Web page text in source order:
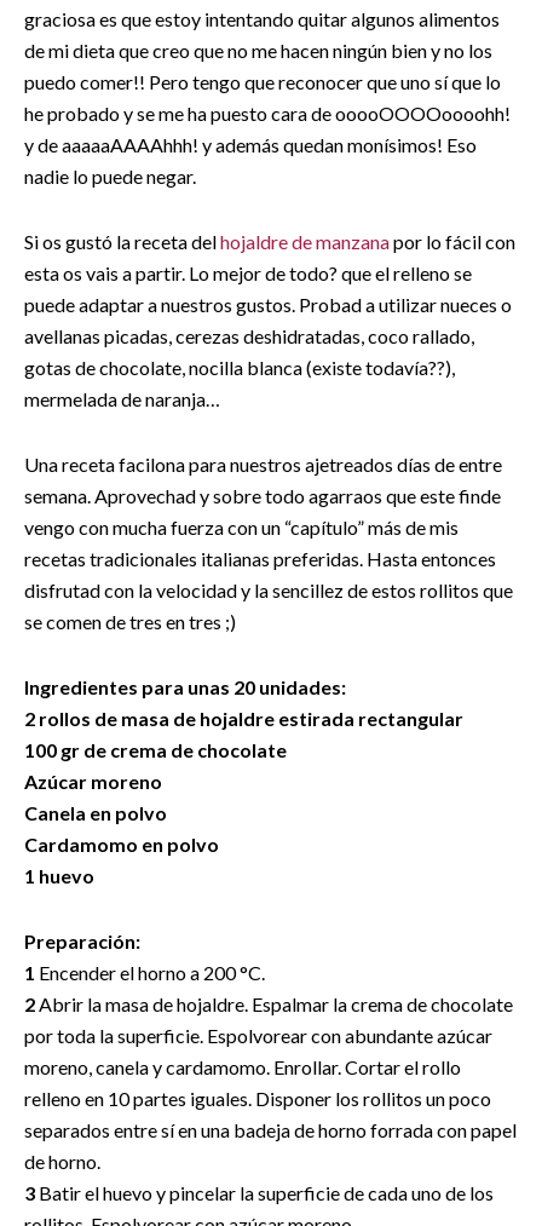
graciosa es que estoy intentando quitar algunos alimentos
de mi dieta que creo que no me hacen ningún bien y no los
puedo comer!! Pero tengo que reconocer que uno sí que lo
he probado y se me ha puesto cara de ooooOOOOoooohh!
y de aaaaaAAAAhhh! y además quedan monísimos! Eso
nadie lo puede negar.
Si os gustó la receta delhojaldre de manzanapor lo fácil con
esta os vais a partir. Lo mejor de todo? que el relleno se
puede adaptar a nuestros gustos. Probad a utilizar nueces o
avellanas picadas, cerezas deshidratadas, coco rallado,
gotas de chocolate, nocilla blanca (existe todavía??),
mermelada de naranja…
Una receta facilona para nuestros ajetreados días de entre
semana. Aprovechad y sobre todo agarraos que este finde
vengo con mucha fuerza con un “capítulo” más de mis
recetas tradicionales italianas preferidas. Hasta entonces
disfrutad con la velocidad y la sencillez de estos rollitos que
se comen de tres en tres ;)
Ingredientes para unas 20 unidades:
2 rollos de masa de hojaldre estirada rectangular
100 gr de crema de chocolate
Azúcar moreno
Canela en polvo
Cardamomo en polvo
1 huevo
Preparación:
1 Encender el horno a 200 °C.
2Abrir la masa de hojaldre. Espalmar la crema de chocolate
por toda la superficie. Espolvorear con abundante azúcar
moreno, canela y cardamomo. Enrollar. Cortar el rollo
relleno en 10 partes iguales. Disponer los rollitos un poco
separados entre sí en una badeja de horno forrada con papel
de horno.
3 Batir el huevo y pincelar la superficie de cada uno de los